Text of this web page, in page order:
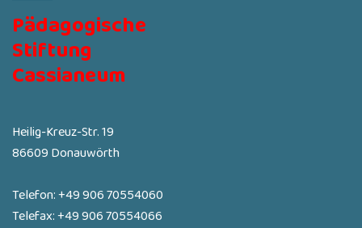
Pädagogische
Stiftung
Cassianeum
Heilig-Kreuz-Str. 19
86609 Donauwörth
Telefon: +49 906 70554060
Telefax: +49 906 70554066